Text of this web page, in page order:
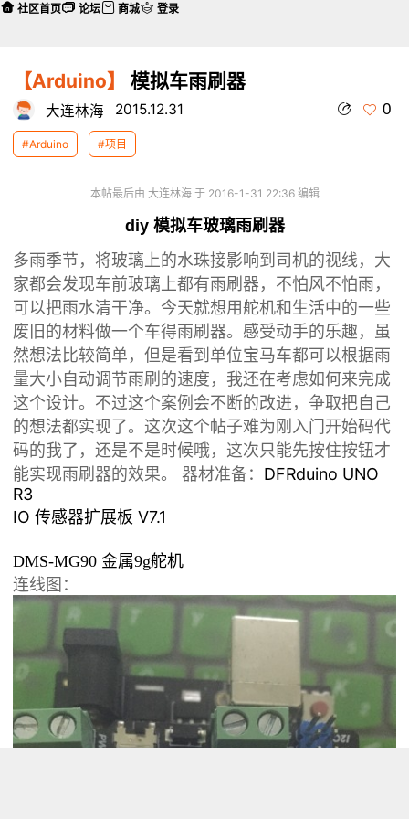
【Arduino】 模拟车雨刷器
大连林海 2015.12.31 0
#Arduino #项目
本帖最后由 大连林海 于 2016-1-31 22:36 编辑
diy 模拟车玻璃雨刷器
多雨季节，将玻璃上的水珠接影响到司机的视线，大
家都会发现车前玻璃上都有雨刷器，不怕风不怕雨，
可以把雨水清干净。今天就想用舵机和生活中的一些
废旧的材料做一个车得雨刷器。感受动手的乐趣，虽
然想法比较简单，但是看到单位宝马车都可以根据雨
量大小自动调节雨刷的速度，我还在考虑如何来完成
这个设计。不过这个案例会不断的改进，争取把自己
的想法都实现了。 这次这个帖子难为刚入门开始码代
码的我了，还是不是时候哦，这次只能先按住按钮才
能实现雨刷器的效果。器材准备： DFRduino UNO
R3
IO 传感器扩展板 V7.1
DMS-MG90 金属9g舵机
连线图：
社区首页 论坛 商城 登录